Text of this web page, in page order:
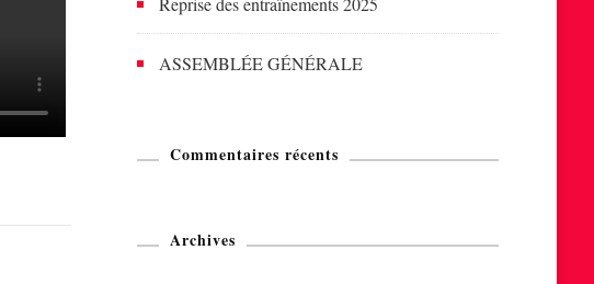
ASSEMBLÉE GÉNÉRALE
Commentaires récents
Archives